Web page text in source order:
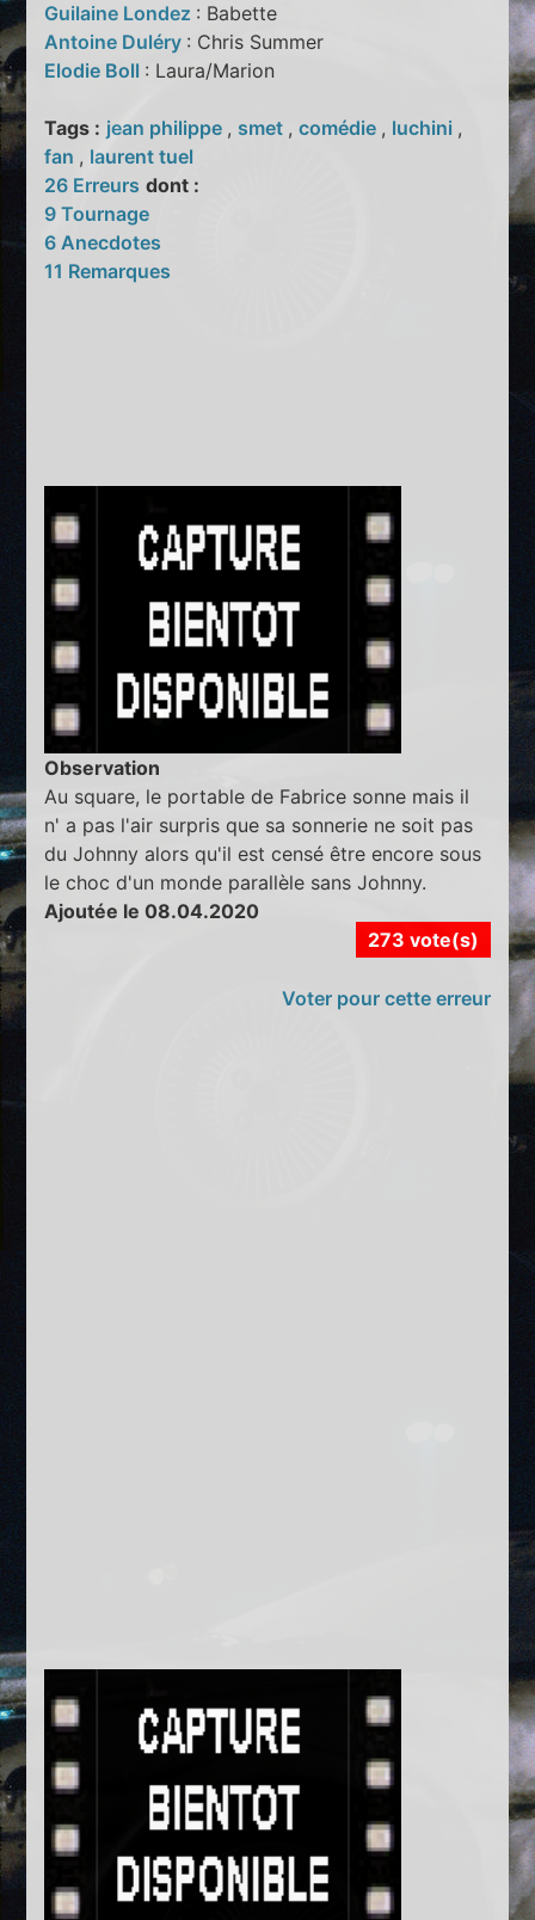
Guilaine Londez : Babette
Antoine Duléry : Chris Summer
Elodie Boll : Laura/Marion
Tags : jean philippe , smet ,comédie , luchini ,
fan , laurent tuel
26 Erreurs dont :
9 Tournage
6 Anecdotes
11 Remarques
Observation
Au square, le portable de Fabrice sonne mais il
n' a pas l'air surpris que sa sonnerie ne soit pas
du Johnny alors qu'il est censé être encore sous
le choc d'un monde parallèle sans Johnny.
Ajoutée le 08.04.2020
273 vote(s)
Voter pour cette erreur